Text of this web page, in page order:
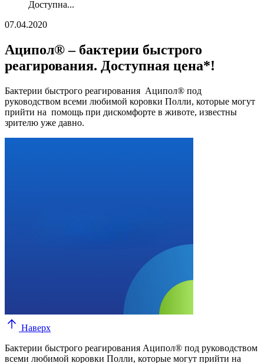
Доступна...
07.04.2020
Аципол® – бактерии быстрого
реагирования. Доступная цена*!
Бактерии быстрого реагирования Аципол® под
руководством всеми любимой коровки Полли, которые могут
прийти на помощь при дискомфорте в животе, известны
зрителю уже давно.
Наверх
Бактерии быстрого реагирования Аципол® под руководством
всеми любимой коровки Полли, которые могут прийти на